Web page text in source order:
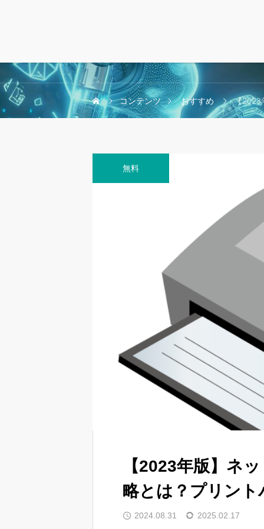
コンテンツ おすすめ 【2023年
無料
【2023年版】ネ
略とは？プリン
2024.08.31 2025.02.17